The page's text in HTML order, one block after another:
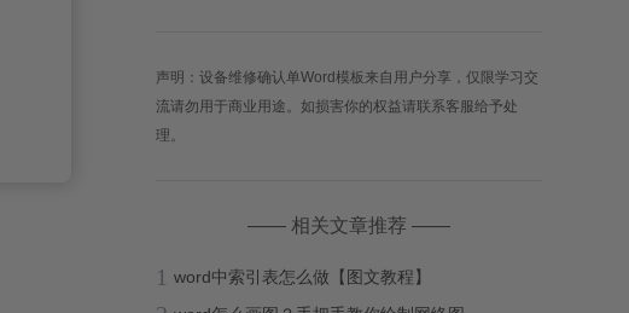
声明：设备维修确认单Word模板来自用户分享，仅限学习交
流请勿用于商业用途。如损害你的权益请联系客服给予处
理。
—— 相关文章推荐 ——
1 word中索引表怎么做【图文教程】